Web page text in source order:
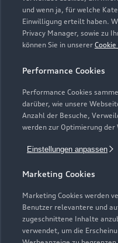
und wenn ja, für welche
Einwilligung erteilt haben.
Privacy Manager, sowie zu
können Sie in unserer
Performance Cookies
Performance Cookies
darüber, wie unsere
Anzahl der Besuche,
werden zur Optimierung der
Einstellungen anpassen
Marketing Cookies
Marketing Cookies werden
Benutzer relevantere und
zugeschnittene Inhalte
verwendet, um die
Modelle
Elektromodelle
Plug-in-Hybride
Neuwagensuche
Gebrauchtwagensuche
Geschäftskunden
Service & Zubehör
Saisonale Angebote
Audi Services
Garantie
Audi digital services
myAudi
Support
Audi Code
Häufige Fragen (FAQ)
Über Audi
Unternehmen
Karriere